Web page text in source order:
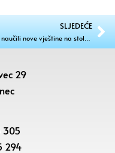
SLJEDEĆE
29
305
294